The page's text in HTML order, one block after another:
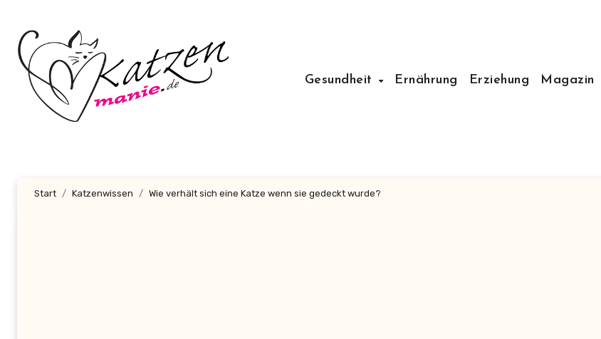
Inhalt
springen
Gesundheit Ernährung Erziehung Magazin
Start Katzenwissen Wie verhält sich eine Katze wenn sie gedeckt wurde?